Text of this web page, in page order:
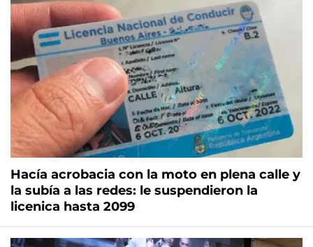
Hacía acrobacia con la moto en plena calle y
la subía a las redes: le suspendieron la
licenica hasta 2099